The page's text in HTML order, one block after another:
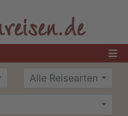
Alle Reisearten